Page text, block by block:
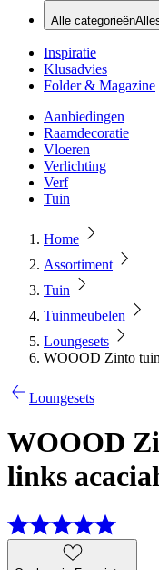
Alle categorieën
Inspiratie
Klusadvies
Folder & Magazine
Aanbiedingen
Raamdecoratie
Vloeren
Verlichting
Verf
Tuin
Home
Assortiment
Tuin
Tuinmeubelen
Loungesets
WOOOD Zinto
Loungesets
WOOOD
links